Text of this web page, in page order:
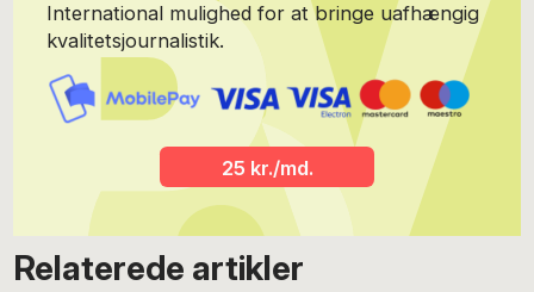
International mulighed for at bringe uafhængig
kvalitetsjournalistik.
25 kr./md.
Relaterede artikler